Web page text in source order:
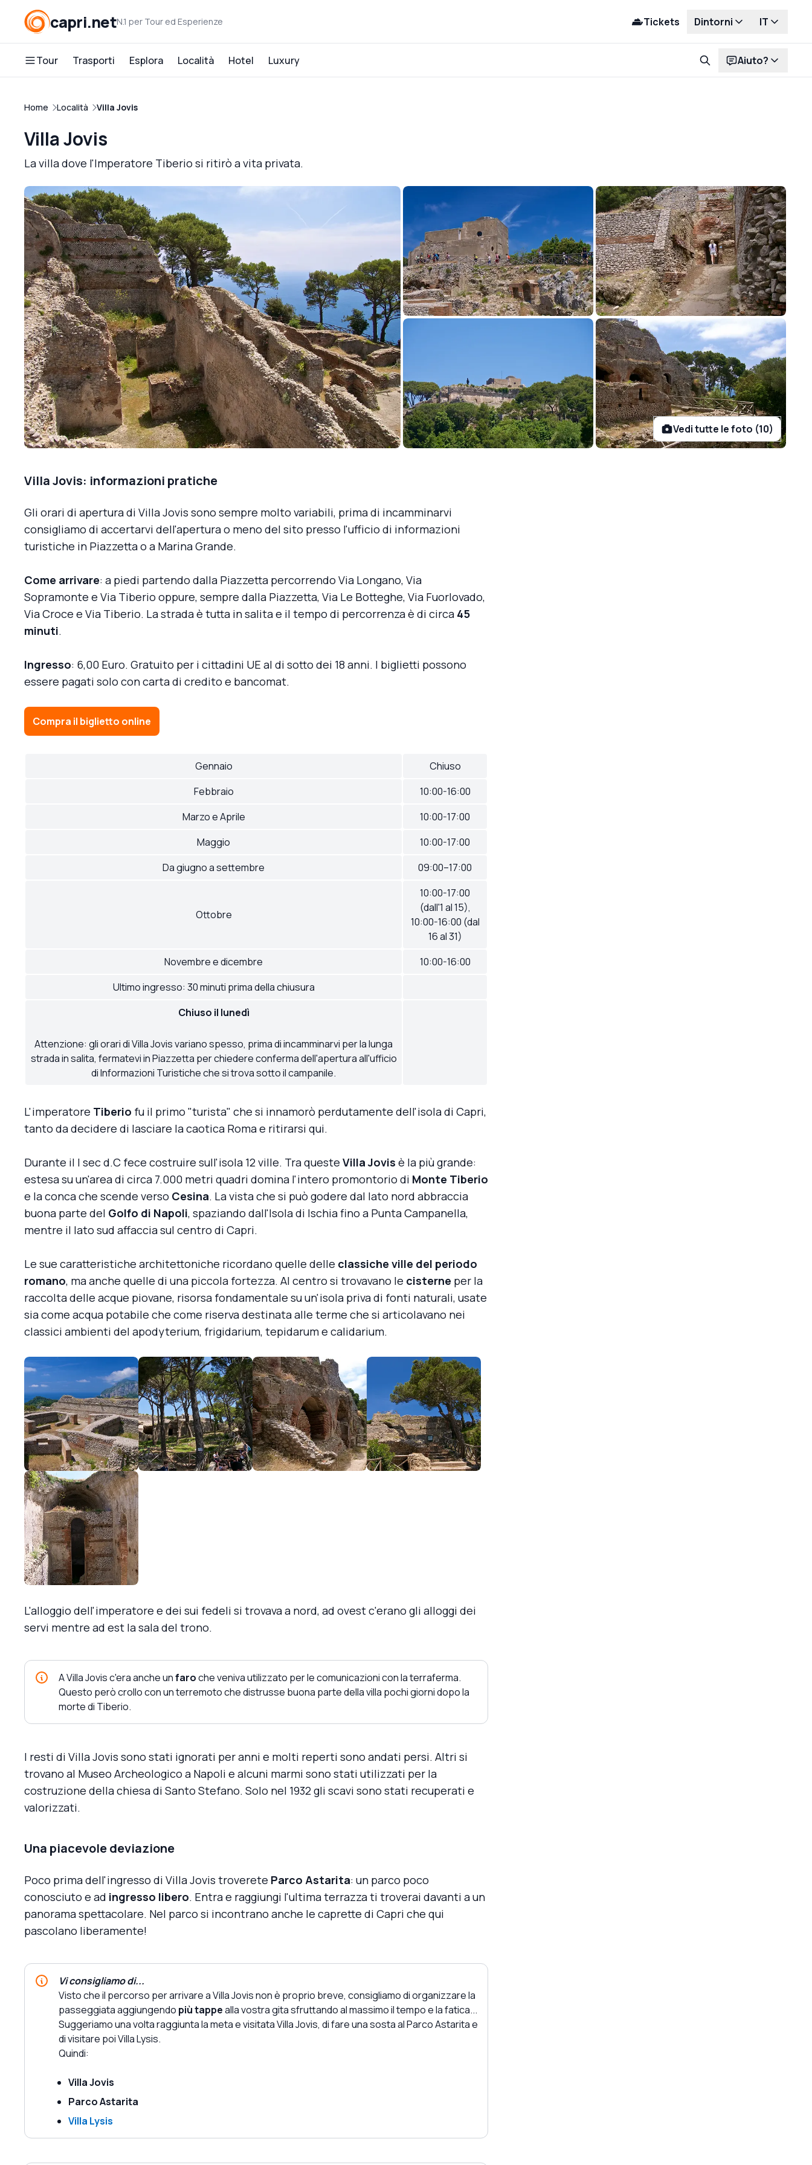
capri.netN.1 per Tour ed Esperienze Tickets Dintorni IT
Tour Trasporti Esplora Località Hotel Luxury Aiuto?
Home Località Villa Jovis
Villa Jovis
La villa dove l'Imperatore Tiberio si ritirò a vita privata.
Vedi tutte le foto (10)
Villa Jovis: informazioni pratiche
Gli orari di apertura di Villa Jovis sono sempre molto variabili, prima di incamminarvi
consigliamo di accertarvi dell'apertura o meno del sito presso l'ufficio di informazioni
turistiche in Piazzetta o a Marina Grande.
Come arrivare: a piedi partendo dalla Piazzetta percorrendo Via Longano, Via
Sopramonte e Via Tiberio oppure, sempre dalla Piazzetta, Via Le Botteghe, Via Fuorlovado,
Via Croce e Via Tiberio. La strada è tutta in salita e il tempo di percorrenza è di circa 45
minuti.
Ingresso: 6,00 Euro. Gratuito per i cittadini UE al di sotto dei 18 anni. I biglietti possono
essere pagati solo con carta di credito e bancomat.
Compra il biglietto online
Gennaio
Chiuso
Febbraio
10:00-16:00
Marzo e Aprile
10:00-17:00
Maggio
10:00-17:00
Da giugno a settembre
09:00–17:00
Ottobre
10:00-17:00
(dall'1 al 15),
10:00-16:00 (dal
16 al 31)
Novembre e dicembre
10:00-16:00
Ultimo ingresso: 30 minuti prima della chiusura
Chiuso il lunedì
Attenzione: gli orari di Villa Jovis variano spesso, prima di incamminarvi per la lunga
strada in salita, fermatevi in Piazzetta per chiedere conferma dell'apertura all'ufficio
di Informazioni Turistiche che si trova sotto il campanile.
L'imperatore Tiberio fu il primo "turista" che si innamorò perdutamente dell'isola di Capri,
tanto da decidere di lasciare la caotica Roma e ritirarsi qui.
Durante il I sec d.C fece costruire sull'isola 12 ville. Tra queste Villa Jovis è la più grande:
estesa su un'area di circa 7.000 metri quadri domina l'intero promontorio di Monte Tiberio
e la conca che scende verso Cesina. La vista che si può godere dal lato nord abbraccia
buona parte del Golfo di Napoli, spaziando dall'Isola di Ischia fino a Punta Campanella,
mentre il lato sud affaccia sul centro di Capri.
Le sue caratteristiche architettoniche ricordano quelle delle classiche ville del periodo
romano, ma anche quelle di una piccola fortezza. Al centro si trovavano le cisterne per la
raccolta delle acque piovane, risorsa fondamentale su un'isola priva di fonti naturali, usate
sia come acqua potabile che come riserva destinata alle terme che si articolavano nei
classici ambienti del apodyterium, frigidarium, tepidarum e calidarium.
L'alloggio dell'imperatore e dei sui fedeli si trovava a nord, ad ovest c'erano gli alloggi dei
servi mentre ad est la sala del trono.
A Villa Jovis c'era anche unfaroche veniva utilizzato per le comunicazioni con la terraferma.
Questo però crollo con un terremoto che distrusse buona parte della villa pochi giorni dopo la
morte di Tiberio.
I resti di Villa Jovis sono stati ignorati per anni e molti reperti sono andati persi. Altri si
trovano al Museo Archeologico a Napoli e alcuni marmi sono stati utilizzati per la
costruzione della chiesa di Santo Stefano. Solo nel 1932 gli scavi sono stati recuperati e
valorizzati.
Una piacevole deviazione
Poco prima dell'ingresso di Villa Jovis troverete Parco Astarita: un parco poco
conosciuto e ad ingresso libero. Entra e raggiungi l'ultima terrazza ti troverai davanti a un
panorama spettacolare. Nel parco si incontrano anche le caprette di Capri che qui
pascolano liberamente!
Vi consigliamo di...
Visto che il percorso per arrivare a Villa Jovis non è proprio breve, consigliamo di organizzare la
passeggiata aggiungendo più tappealla vostra gita sfruttando al massimo il tempo e la fatica...
Suggeriamo una volta raggiunta la meta e visitata Villa Jovis, di fare una sosta al Parco Astarita e
di visitare poi Villa Lysis.
Quindi:
Villa Jovis
Parco Astarita
Villa Lysis